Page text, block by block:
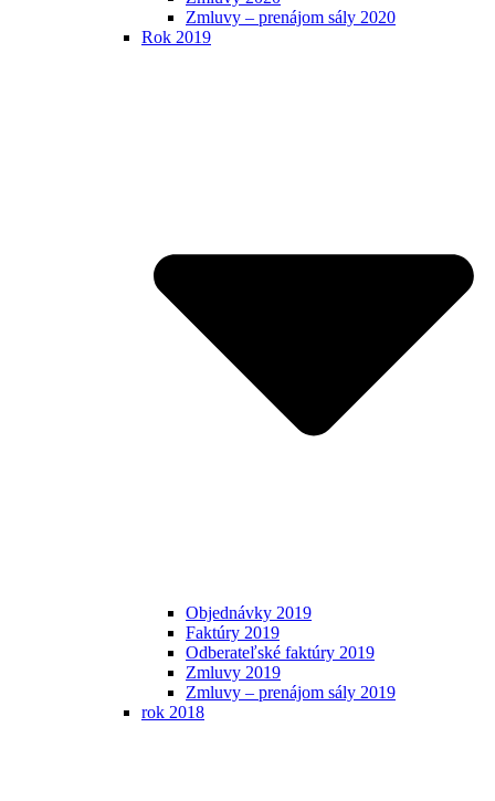
Zmluvy – prenájom sály 2020
Rok 2019
Objednávky 2019
Faktúry 2019
Odberateľské faktúry 2019
Zmluvy 2019
Zmluvy – prenájom sály 2019
rok 2018